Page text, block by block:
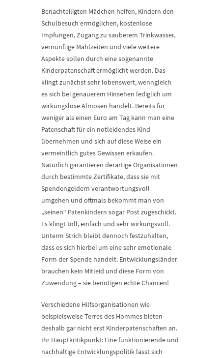
Benachteiligten Mädchen helfen, Kindern den
Schulbesuch ermöglichen, kostenlose
Impfungen, Zugang zu sauberem Trinkwasser,
vernünftige Mahlzeiten und viele weitere
Aspekte sollen durch eine sogenannte
Kinderpatenschaft ermöglicht werden. Das
klingt zunächst sehr lobenswert, wenngleich
es sich bei genauerem Hinsehen lediglich um
wirkungslose Almosen handelt. Bereits für
weniger als einen Euro am Tag kann man eine
Patenschaft für ein notleidendes Kind
übernehmen und sich auf diese Weise ein
vermeintlich gutes Gewissen erkaufen.
Natürlich garantieren derartige Organisationen
durch bestimmte Zertifikate, dass sie mit
Spendengeldern verantwortungsvoll
umgehen und oftmals bekommt man von
„seinen“ Patenkindern sogar Post zugeschickt.
Es klingt toll, einfach und sehr wirkungsvoll.
Unterm Strich bleibt dennoch festzuhalten,
dass es sich hierbei um eine sehr emotionale
Form der Spende handelt. Entwicklungsländer
brauchen kein Mitleid und diese Form von
Zuwendung – sie benötigen echte Chancen!
Verschiedene Hilfsorganisationen wie
beispielsweise Terres des Hommes bieten
deshalb gar nicht erst Kinderpatenschaften an.
Ihr Hauptkritikpunkt: Eine funktionierende und
nachhaltige Entwicklungspolitik lässt sich